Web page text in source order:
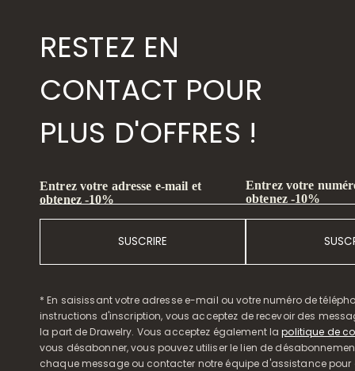
RESTEZ EN
CONTACT POUR
PLUS D'OFFRES !
Entrez votre adresse e-mail et
obtenez -10%
SUSCRIRE
Entrez votre
obtenez -10%
* En saisissant votre adresse e-mail ou votre numéro de
instructions d'inscription, vous acceptez de recevoir des
la part de Drawelry. Vous acceptez également lapolitique de
vous désabonner, vous pouvez utiliser le lien de
chaque message ou contacter notre équipe d'assistance pour